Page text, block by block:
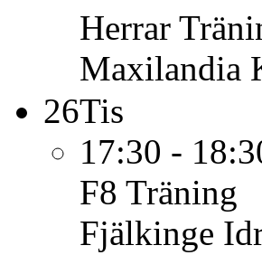
Herrar
Maxilandia
26Tis
17:30 -
F8 Träning
Fjälkinge